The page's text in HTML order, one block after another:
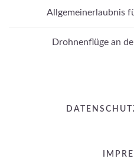
Allgemeinerlaubnis
Drohnenflüge an